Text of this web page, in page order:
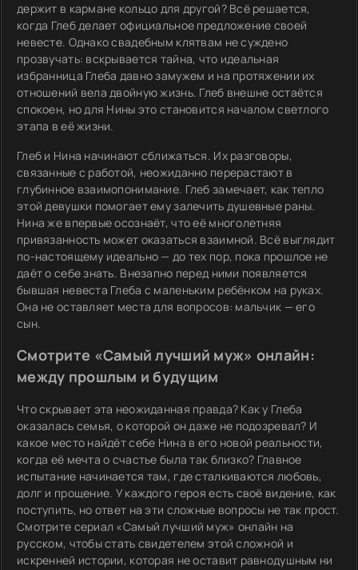
держит в кармане кольцо для другой? Всё решается,
когда Глеб делает официальное предложение своей
невесте. Однако свадебным клятвам не суждено
прозвучать: вскрывается тайна, что идеальная
избранница Глеба давно замужем и на протяжении их
отношений вела двойную жизнь. Глеб внешне остаётся
спокоен, но для Нины это становится началом светлого
этапа в её жизни.
Глеб и Нина начинают сближаться. Их разговоры,
связанные с работой, неожиданно перерастают в
глубинное взаимопонимание. Глеб замечает, как тепло
этой девушки помогает ему залечить душевные раны.
Нина же впервые осознаёт, что её многолетняя
привязанность может оказаться взаимной. Всё выглядит
по-настоящему идеально — до тех пор, пока прошлое не
даёт о себе знать. Внезапно перед ними появляется
бывшая невеста Глеба с маленьким ребёнком на руках.
Она не оставляет места для вопросов: мальчик — его
сын.
Смотрите «Самый лучший муж» онлайн:
между прошлым и будущим
Что скрывает эта неожиданная правда? Как у Глеба
оказалась семья, о которой он даже не подозревал? И
какое место найдёт себе Нина в его новой реальности,
когда её мечта о счастье была так близко? Главное
испытание начинается там, где сталкиваются любовь,
долг и прощение. У каждого героя есть своё видение, как
поступить, но ответ на эти сложные вопросы не так прост.
Смотрите сериал «Самый лучший муж» онлайн на
русском, чтобы стать свидетелем этой сложной и
искренней истории, которая не оставит равнодушным ни